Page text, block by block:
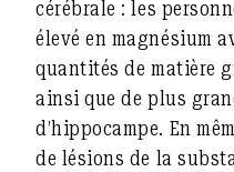
cérébrale : les
élevé en magnésium
quantités de matière
ainsi que de plus
d’hippocampe. En
de lésions de la